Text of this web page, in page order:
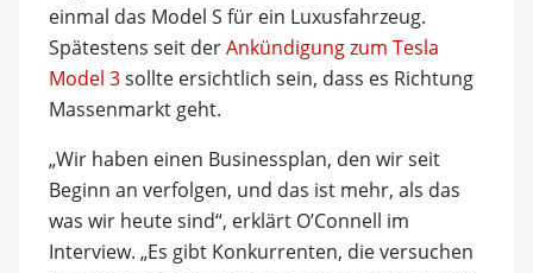
einmal das Model S für ein Luxusfahrzeug.
Spätestens seit derAnkündigung zum Tesla
Model 3sollte ersichtlich sein, dass es Richtung
Massenmarkt geht.
„Wir haben einen Businessplan, den wir seit
Beginn an verfolgen, und das ist mehr, als das
was wir heute sind“, erklärt O’Connell im
Interview. „Es gibt Konkurrenten, die versuchen